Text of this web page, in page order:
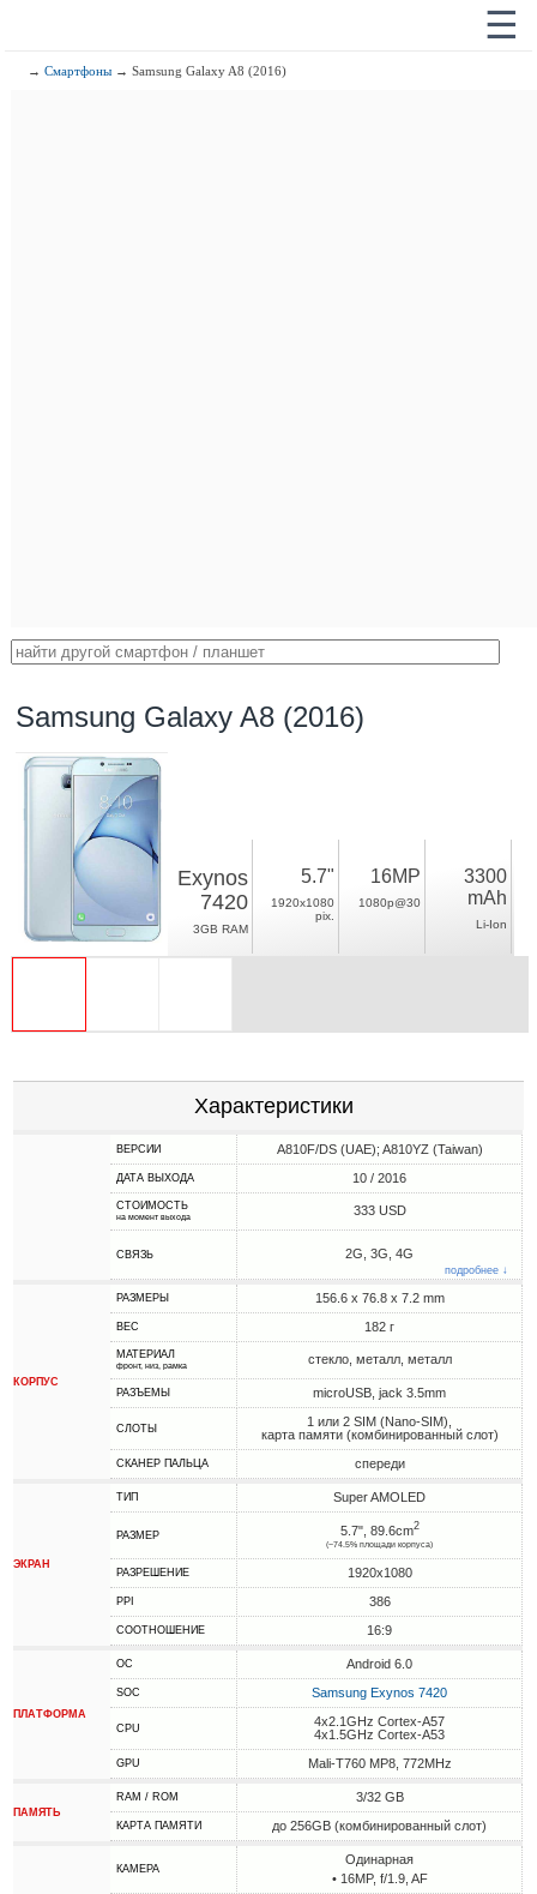
☰
→Смартфоны → Samsung Galaxy A8 (2016)
Samsung Galaxy A8 (2016)
Exynos
7420
3GB RAM
5.7"
1920x1080
pix.
16MP
1080p@30
3300
mAh
Li-Ion
Характеристики
ВЕРСИИ A810F/DS (UAE); A810YZ (Taiwan)
ДАТА ВЫХОДА 10 / 2016
СТОИМОСТЬ
на момент выхода 333 USD
СВЯЗЬ 2G, 3G, 4G
подробнее ↓
КОРПУС
РАЗМЕРЫ 156.6 x 76.8 x 7.2 mm
ВЕС 182 г
МАТЕРИАЛ
фронт, низ, рамка стекло, металл, металл
РАЗЪЕМЫ microUSB, jack 3.5mm
СЛОТЫ
1 или 2 SIM (Nano-SIM),
карта памяти (комбинированный слот)
СКАНЕР ПАЛЬЦА спереди
ЭКРАН
ТИП Super AMOLED
РАЗМЕР 5.7", 89.6cm2
(~74.5% площади корпуса)
РАЗРЕШЕНИЕ 1920x1080
PPI 386
СООТНОШЕНИЕ 16:9
ПЛАТФОРМА
ОС Android 6.0
SOC Samsung Exynos 7420
CPU
4x2.1GHz Cortex-A57
4x1.5GHz Cortex-A53
GPU Mali-T760 MP8, 772MHz
ПАМЯТЬ
RAM / ROM 3/32 GB
КАРТА ПАМЯТИ до 256GB (комбинированный слот)
КАМЕРА
Одинарная
• 16MP, f/1.9, AF